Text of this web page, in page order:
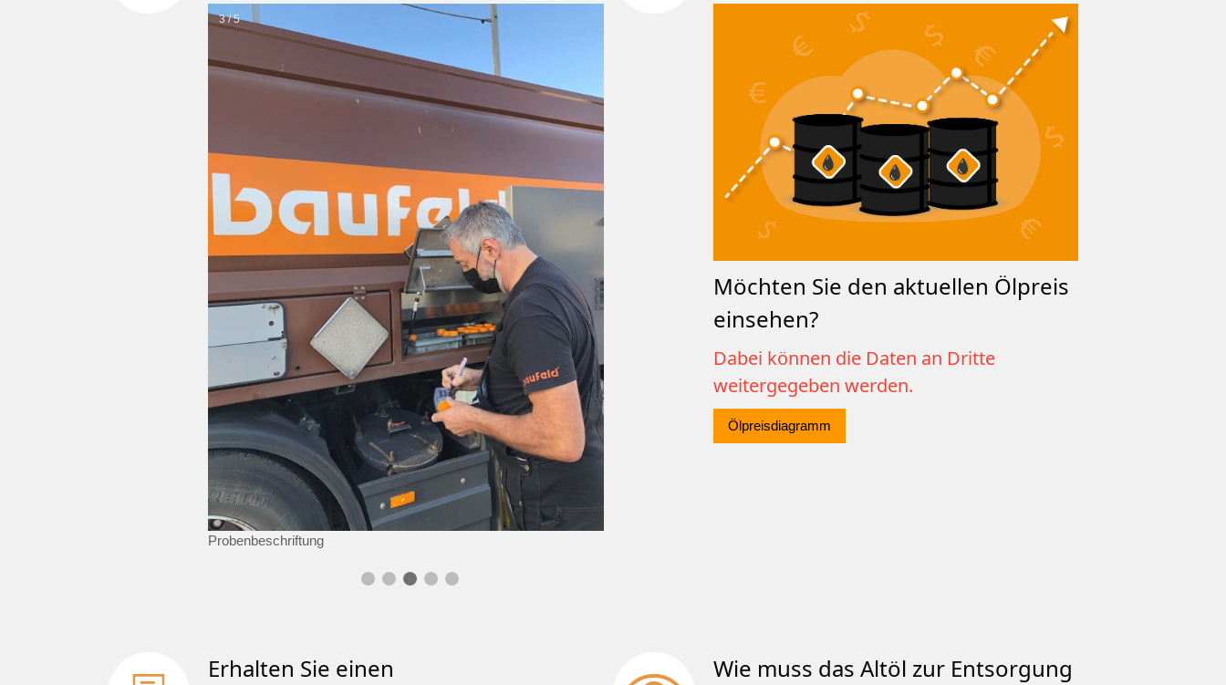
3 / 5
Probenbeschriftung
Möchten Sie den aktuellen Ölpreis
einsehen?
Dabei können die Daten an Dritte
weitergegeben werden.
Ölpreisdiagramm
Erhalten Sie einen
Wie muss das Altöl zur Entsorgung